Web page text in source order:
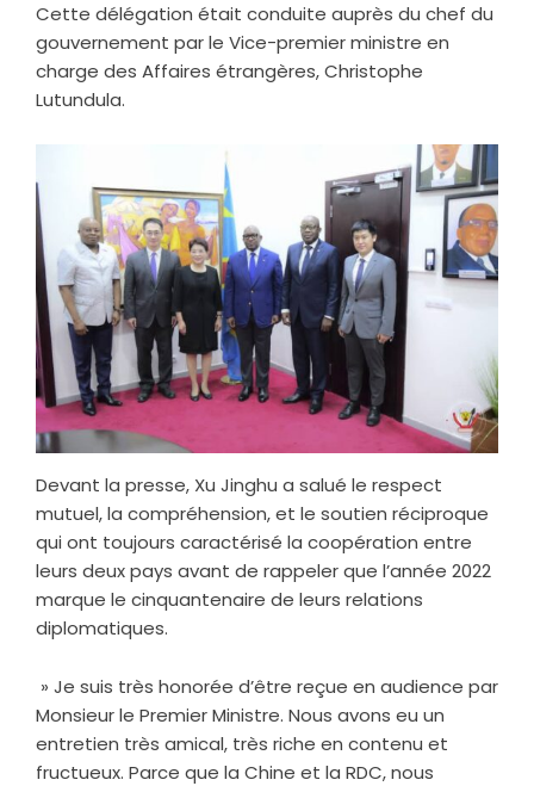
Cette délégation était conduite auprès du chef du
gouvernement par le Vice-premier ministre en
charge des Affaires étrangères, Christophe
Lutundula.
Devant la presse, Xu Jinghu a salué le respect
mutuel, la compréhension, et le soutien réciproque
qui ont toujours caractérisé la coopération entre
leurs deux pays avant de rappeler que l’année 2022
marque le cinquantenaire de leurs relations
diplomatiques.
» Je suis très honorée d’être reçue en audience par
Monsieur le Premier Ministre. Nous avons eu un
entretien très amical, très riche en contenu et
fructueux. Parce que la Chine et la RDC, nous